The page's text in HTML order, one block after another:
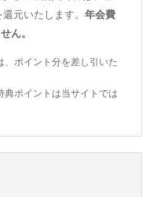
元いたします。 年会費
ん。
ポイント分を差し引いた
ポイントは当サイトでは